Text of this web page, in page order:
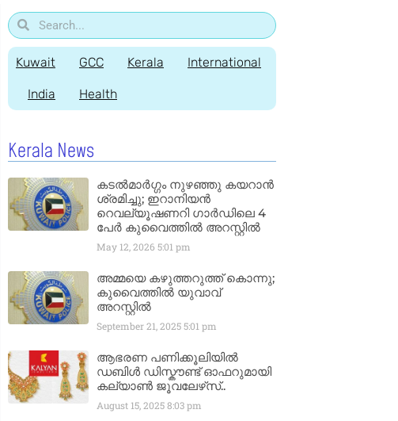
Kuwait GCC Kerala International
India Health
Kerala News
കടൽമാർഗ്ഗം നുഴഞ്ഞു കയറാൻ
ശ്രമിച്ചു; ഇറാനിയൻ
റെവല്യൂഷണറി ഗാർഡിലെ 4
പേർ കുവൈത്തിൽ അറസ്റ്റിൽ
May 12, 2026 5:01 pm
അമ്മയെ കഴുത്തറുത്ത് കൊന്നു;
കുവൈത്തിൽ യുവാവ്
അറസ്റ്റിൽ
September 21, 20255:01 pm
ആഭരണ പണിക്കൂലിയിൽ
ഡബിൾ ഡിസ്കൗണ്ട് ഓഫറുമായി
കല്യാൺ ജൂവലേഴ്‌സ്..
August 15, 20258:03 pm